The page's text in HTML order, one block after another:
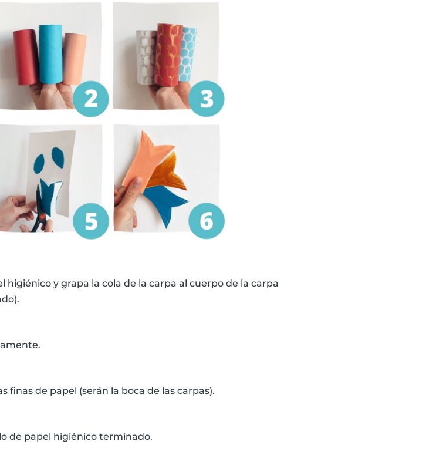
y grapa la cola de la carpa al cuerpo de la carpa
finas de papel (serán la boca de las carpas).
de papel higiénico terminado.